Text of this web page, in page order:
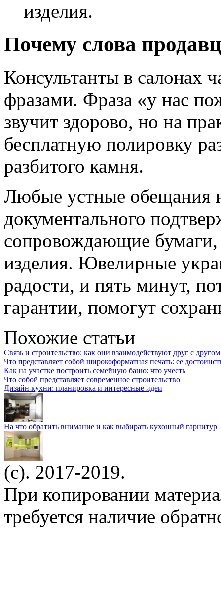
изделия.
Почему слова
Консультанты в салонах
фразами. Фраза «у нас
звучит здорово, но на
бесплатную полировку
разбитого камня.
Любые устные обещания
документального
сопровождающие бумаги,
изделия. Ювелирные
радости, и пять минут,
гарантии, помогут
Похожие статьи
Связь и строительство: как они взаимодействуют друг с другом
Что представляет собой широкоформатная печать: ее
Как на участке построить семейную баню: что учесть
Что собой представляет современное строительство
Дизайн кухни: планировка и интересные идеи
На что обратить внимание и как выбирать кухонный гарнитур
(c). 2017-2019.
При копировании
требуется наличие